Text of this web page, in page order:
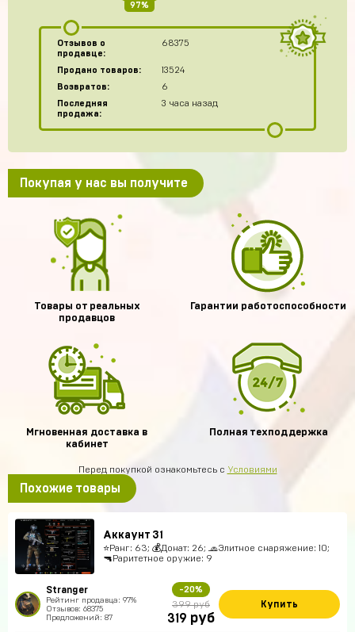
97%
Отзывов о
продавце:
68375
Продано товаров:
13524
Возвратов:
6
Последняя
продажа:
3 часа назад
Покупая у нас вы получите
Товары от реальных
продавцов
Гарантии работоспособности
Мгновенная доставка в
кабинет
Полная техподдержка
Перед покупкой ознакомьтесь с Условиями
Похожие товары
Аккаунт 31
⭐️Ранг: 63; 💰Донат: 26; 🧢Элитное снаряжение: 10;
🔫Раритетное оружие: 9
Stranger
Рейтинг продавца: 97%
Отзывов: 68375
Предложений: 87
-20%
399 руб
319 руб
Купить